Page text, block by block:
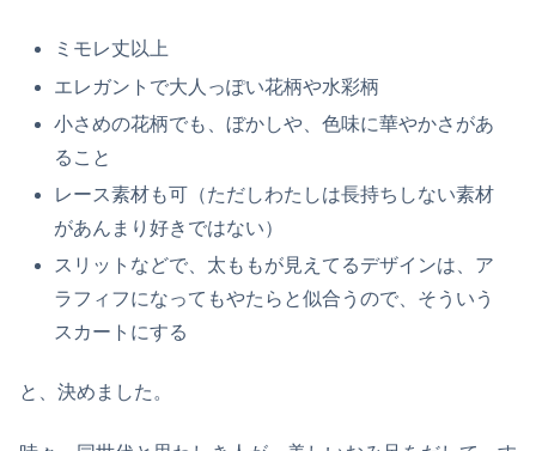
ミモレ丈以上
エレガントで大人っぽい花柄や水彩柄
小さめの花柄でも、ぼかしや、色味に華やかさがあ
ること
レース素材も可（ただしわたしは長持ちしない素材
があんまり好きではない）
スリットなどで、太ももが見えてるデザインは、ア
ラフィフになってもやたらと似合うので、そういう
スカートにする
と、決めました。